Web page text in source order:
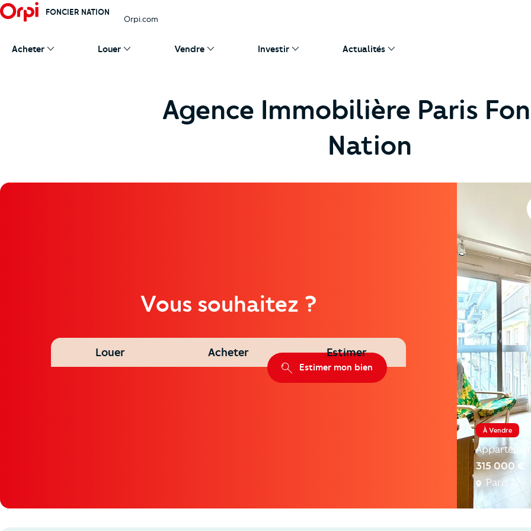
FONCIER NATION
Orpi.com
Acheter Louer Vendre Investir Actualités
Agence Immobilière Paris
Nation
Vous souhaitez ?
Louer Acheter Estimer
Estimer mon bien
À Vendre
315 000 €
Paris 12 -